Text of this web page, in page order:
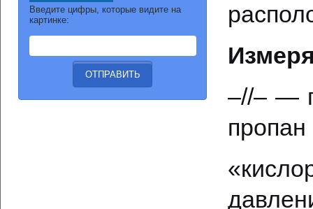
Введите цифры, которые видите на
картинке:
–//– —
пропан